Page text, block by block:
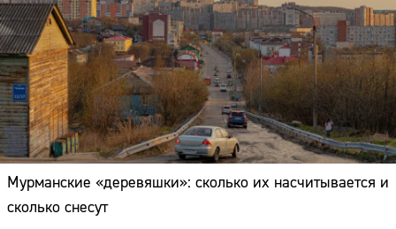
Мурманские «деревяшки»: сколько их насчитывается и
сколько снесут